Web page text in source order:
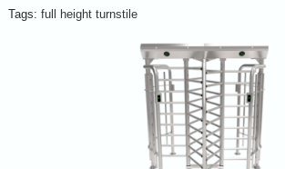
Tags: full height turnstile